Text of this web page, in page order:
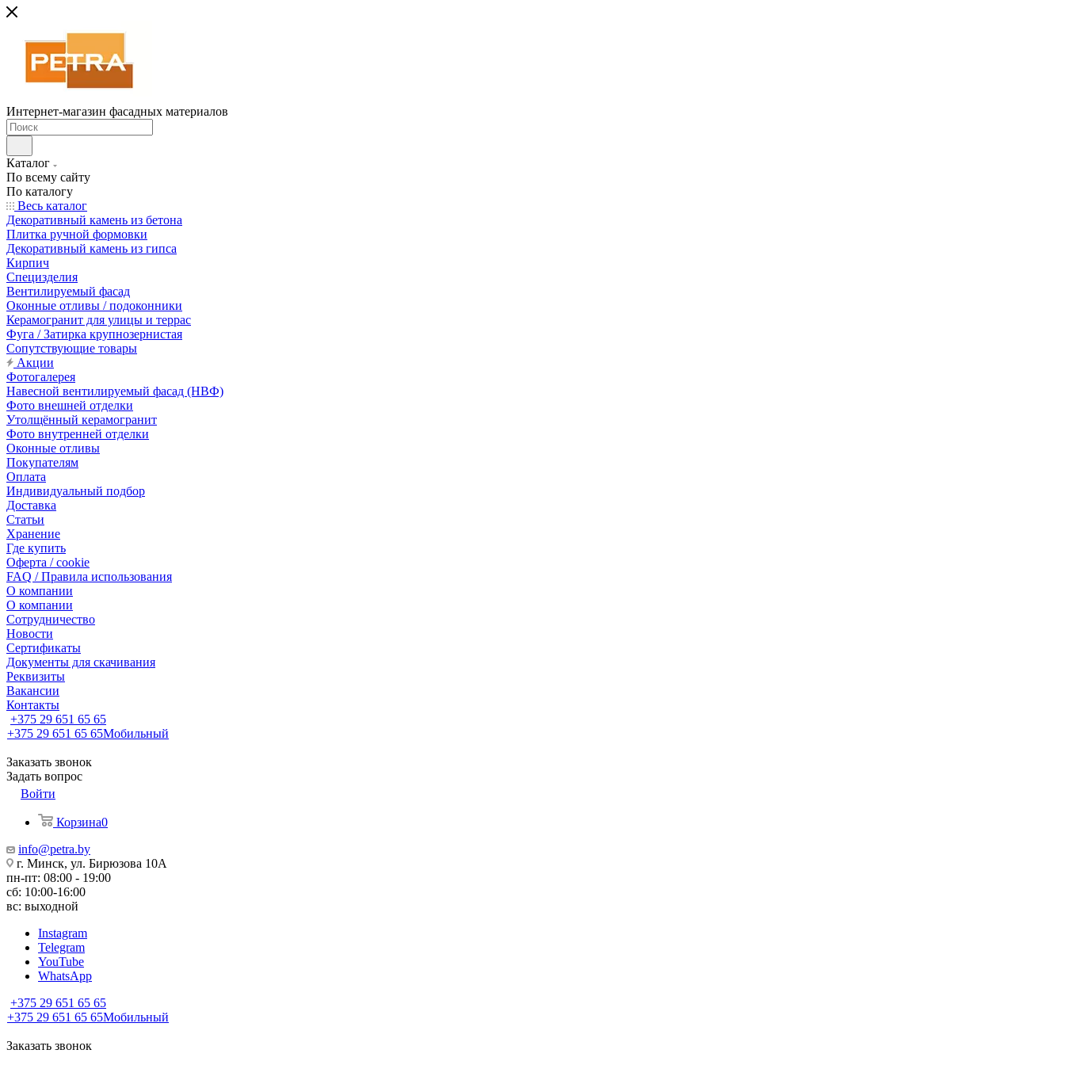
Интернет-магазин фасадных материалов
Каталог
По всему сайту
По каталогу
Весь каталог
Декоративный камень из бетона
Плитка ручной формовки
Декоративный камень из гипса
Кирпич
Специзделия
Вентилируемый фасад
Оконные отливы / подоконники
Керамогранит для улицы и террас
Фуга / Затирка крупнозернистая
Сопутствующие товары
Акции
Фотогалерея
Навесной вентилируемый фасад (НВФ)
Фото внешней отделки
Утолщённый керамогранит
Фото внутренней отделки
Оконные отливы
Покупателям
Оплата
Индивидуальный подбор
Доставка
Статьи
Хранение
Где купить
Оферта / cookie
FAQ / Правила использования
О компании
О компании
Сотрудничество
Новости
Сертификаты
Документы для скачивания
Реквизиты
Вакансии
Контакты
+375 29 651 65 65
+375 29 651 65 65Мобильный
Заказать звонок
Задать вопрос
Войти
Корзина0
info@petra.by
г. Минск, ул. Бирюзова 10А
пн-пт: 08:00 - 19:00
сб: 10:00-16:00
вс: выходной
Instagram
Telegram
YouTube
WhatsApp
+375 29 651 65 65
+375 29 651 65 65Мобильный
Заказать звонок